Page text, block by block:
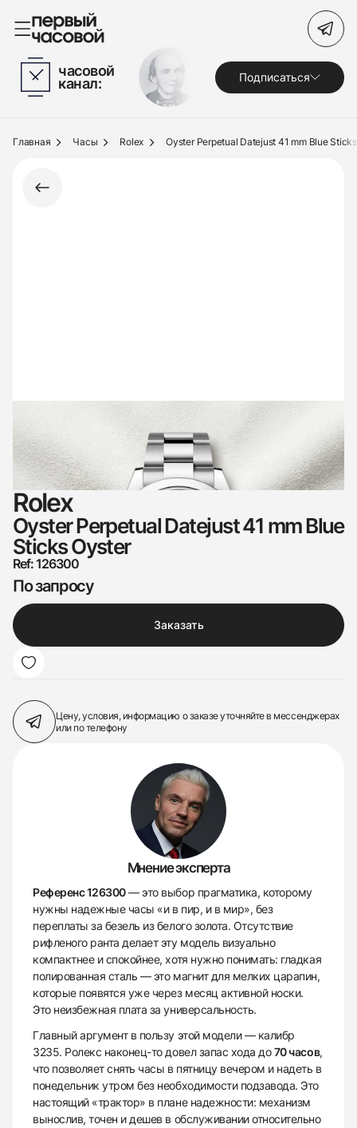
Часы
Украшения
Под заказ
Поиск по сайту
часовой
канал: Подписаться
Главная Часы Rolex Oyster Perpetual Datejust 41 mm Blue
Rolex
Oyster Perpetual Datejust 41 mm Blue
Sticks Oyster
Ref: 126300
По запросу
Заказать
Цену, условия, информацию о заказеуточняйте в мессенджерах
или по телефону
Мнение эксперта
Референс 126300— это выбор прагматика, которому
нужны надежные часы «и в пир, и в мир», без
переплаты за безель из белого золота. Отсутствие
рифленого ранта делает эту модель визуально
компактнее и спокойнее, хотя нужно понимать: гладкая
полированная сталь — это магнит для мелких царапин,
которые появятся уже через месяц активной носки.
Это неизбежная плата за универсальность.
Главный аргумент в пользу этой модели — калибр
3235. Ролекс наконец-то довел запас хода до70 часов,
что позволяет снять часы в пятницу вечером и надеть в
понедельник утром без необходимости подзавода. Это
настоящий «трактор» в плане надежности: механизм
вынослив, точен и дешев в обслуживании относительно